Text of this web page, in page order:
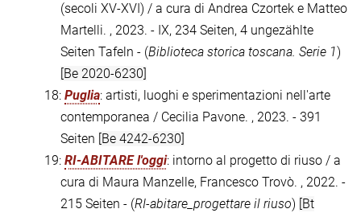
(secoli XV-XVI) / a cura di Andrea Czortek e Matteo
Martelli. , 2023. - IX, 234 Seiten, 4 ungezählte
Seiten Tafeln - (Biblioteca storica toscana. Serie 1)
[Be 2020-6230]
18: Puglia: artisti, luoghi e sperimentazioni nell'arte
contemporanea / Cecilia Pavone. , 2023. - 391
Seiten [Be 4242-6230]
19: RI-ABITARE l'oggi: intorno al progetto di riuso / a
cura di Maura Manzelle, Francesco Trovò. , 2022. -
215 Seiten - (RI-abitare_progettare il riuso) [Bt